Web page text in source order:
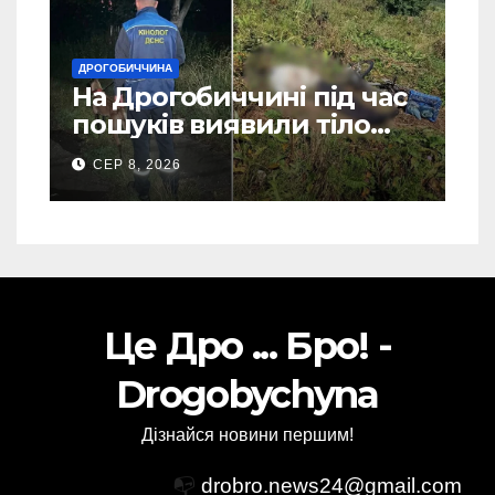
ДРОГОБИЧЧИНА
На Дрогобиччині під час
пошуків виявили тіло
зниклого чоловіка (Фото)
СЕР 8, 2026
Це Дро ... Бро! -
Drogobychyna
Дізнайся новини першим!
📭 drobro.news24@gmail.com